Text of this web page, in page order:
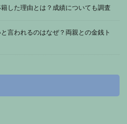
した理由とは？成績についても調査
言われるのはなぜ？両親との金銭ト